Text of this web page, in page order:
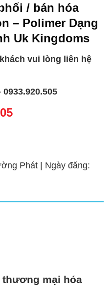
/ bán hóa
– Polimer Dạng
Uk Kingdoms
vui lòng liên hệ
Phát | Ngày đăng:
thương mại hóa